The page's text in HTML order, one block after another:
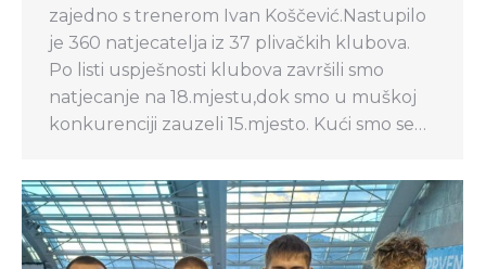
zajedno s trenerom Ivan Koščević.Nastupilo
je 360 natjecatelja iz 37 plivačkih klubova.
Po listi uspješnosti klubova završili smo
natjecanje na 18.mjestu,dok smo u muškoj
konkurenciji zauzeli 15.mjesto. Kući smo se…